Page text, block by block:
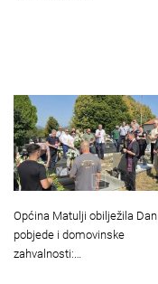
Općina Matulji obilježila Dan
pobjede i domovinske
zahvalnosti:…